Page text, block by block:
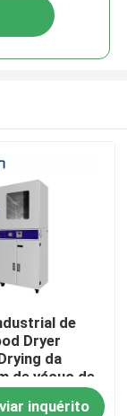
de
Dryer
da
de vácuo de
inquérito